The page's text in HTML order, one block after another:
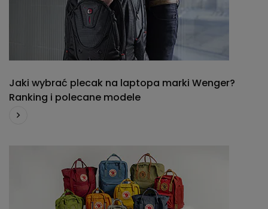
Jaki wybrać plecak na laptopa marki Wenger?
Ranking i polecane modele